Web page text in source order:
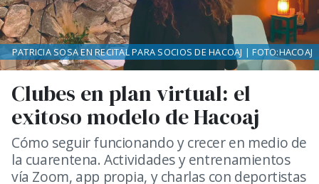
Clubes en plan virtual: el
exitoso modelo de Hacoaj
Cómo seguir funcionando y crecer en medio de
la cuarentena. Actividades y entrenamientos
vía Zoom, app propia, y charlas con deportistas
PATRICIA SOSA EN RECITAL PARA SOCIOS DE HACOAJ | FOTO:HACOAJ